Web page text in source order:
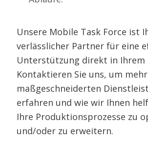
Unsere Mobile Task Force ist
verlässlicher Partner für eine
Unterstützung direkt in Ihrem
Kontaktieren Sie uns, um
maßgeschneiderten
erfahren und wie wir Ihnen
Ihre Produktionsprozesse zu
und/oder zu erweitern.